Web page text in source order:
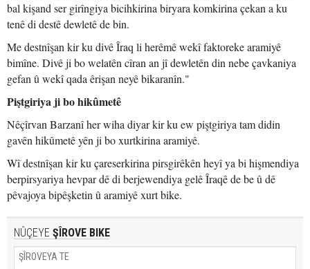
bal kişand ser girîngiya bicihkirina biryara komkirina çekan a ku
tenê di destê dewletê de bin.
Me destnîşan kir ku divê Îraq li herêmê wekî faktoreke aramiyê
bimîne. Divê ji bo welatên cîran an jî dewletên din nebe çavkaniya
gefan û wekî qada êrişan neyê bikaranîn."
Piştgiriya ji bo hikûmetê
Nêçîrvan Barzanî her wiha diyar kir ku ew piştgiriya tam didin
gavên hikûmetê yên ji bo xurtkirina aramiyê.
Wî destnîşan kir ku çareserkirina pirsgirêkên heyî ya bi hişmendiya
berpirsyariya hevpar dê di berjewendiya gelê Îraqê de be û dê
pêvajoya bipêşketin û aramiyê xurt bike.
NÛÇEYE ŞÎROVE BIKE